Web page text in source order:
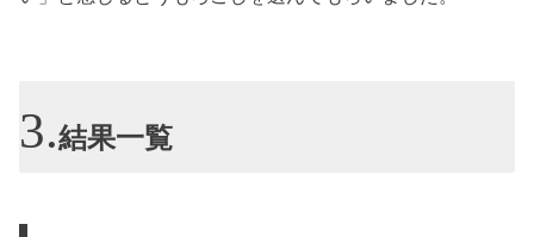
結果一覧